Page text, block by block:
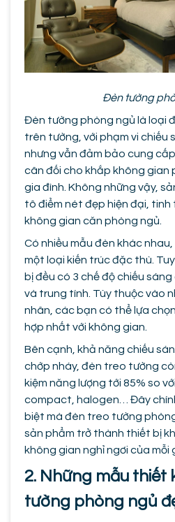
Đèn tường
Đèn tường phòng ngủ là loại
trên tường, với phạm vi chiếu
nhưng vẫn đảm bảo cung
cân đối cho khắp không gian
gia đình. Không những vậy,
tô điểm nét đẹp hiện đại,
không gian căn phòng ngủ.
Có nhiều mẫu đèn khác nhau,
một loại kiến trúc đặc thù.
bị đều có 3 chế độ chiếu
và trung tính. Tùy thuộc vào
nhân, các bạn có thể lựa
hợp nhất với không gian.
Bên cạnh, khả năng chiếu
chớp nháy, đèn treo tường
kiệm năng lượng tới 85% so
compact, halogen… Đây
biệt mà đèn treo tường
sản phẩm trở thành thiết bị
không gian nghỉ ngơi của mỗi
2. Những mẫu thiết
tường phòng ngủ